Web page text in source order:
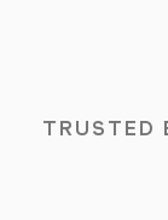
TRUSTED